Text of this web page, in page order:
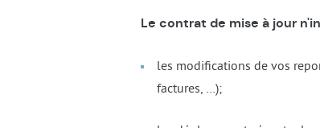
Le contrat de mise à jour
les modifications de vos
factures, …);